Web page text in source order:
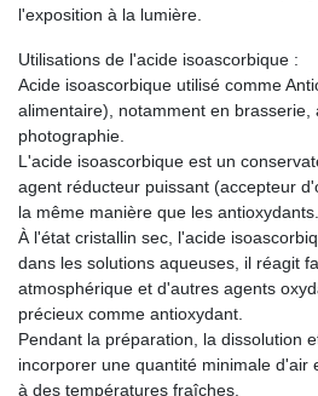
l'exposition à la lumière.
Utilisations de l'acide isoascorbique :
Acide isoascorbique utilisé comme
alimentaire), notamment en brasserie,
photographie.
L'acide isoascorbique est un
agent réducteur puissant (accepteur
la même manière que les antioxydants.
À l'état cristallin sec, l'acide
dans les solutions aqueuses, il réagit
atmosphérique et d'autres agents
précieux comme antioxydant.
Pendant la préparation, la dissolution
incorporer une quantité minimale d'air
à des températures fraîches.